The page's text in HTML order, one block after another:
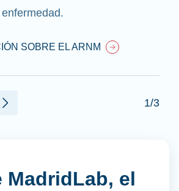
SOBRE EL ARNM
1/3
MadridLab, el